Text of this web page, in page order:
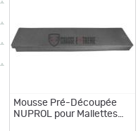
Mousse Pré-Découpée
NUPROL pour Mallettes